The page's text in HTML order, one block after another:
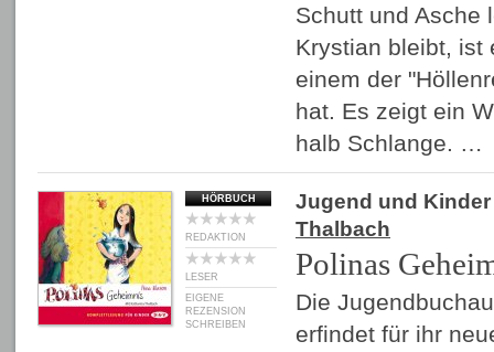
Schutt und Asche
Krystian bleibt, ist
einem der
hat. Es zeigt ein
halb Schlange. …
HÖRBUCH
REDAKTION
LESER
EIGENE
REZENSION
SCHREIBEN
Jugend und Kinder
Thalbach
Polinas
Die
erfindet für ihr